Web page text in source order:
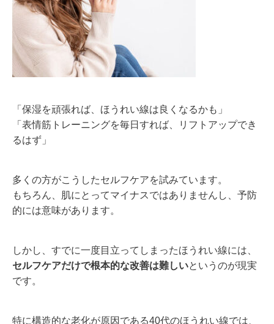
「保湿を頑張れば、ほうれい線は良くなるかも」
「表情筋トレーニングを毎日すれば、リフトアップでき
るはず」
多くの方がこうしたセルフケアを試みています。
もちろん、肌にとってマイナスではありませんし、予防
的には意味があります。
しかし、すでに一度目立ってしまったほうれい線には、
セルフケアだけで根本的な改善は難しいというのが現実
です。
特に構造的な老化が原因である40代のほうれい線では、